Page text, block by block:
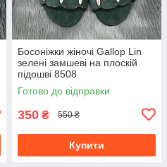
Босоніжки жіночі Gallop Lin
зелені замшеві на плоскій
підошві 8508
Готово до відправки
350 ₴ 550 ₴
Купити